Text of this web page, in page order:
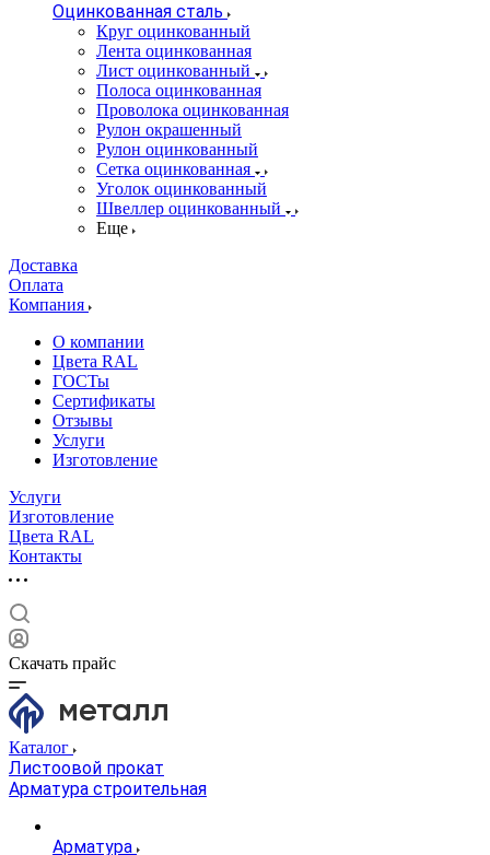
Оцинкованная сталь
Круг оцинкованный
Лента оцинкованная
Лист оцинкованный
Полоса оцинкованная
Проволока оцинкованная
Рулон окрашенный
Рулон оцинкованный
Сетка оцинкованная
Уголок оцинкованный
Швеллер оцинкованный
Еще
Доставка
Оплата
Компания
О компании
Цвета RAL
ГОСТы
Сертификаты
Отзывы
Услуги
Изготовление
Услуги
Изготовление
Цвета RAL
Контакты
Скачать прайс
Каталог
Листоовой прокат
Арматура строительная
Арматура